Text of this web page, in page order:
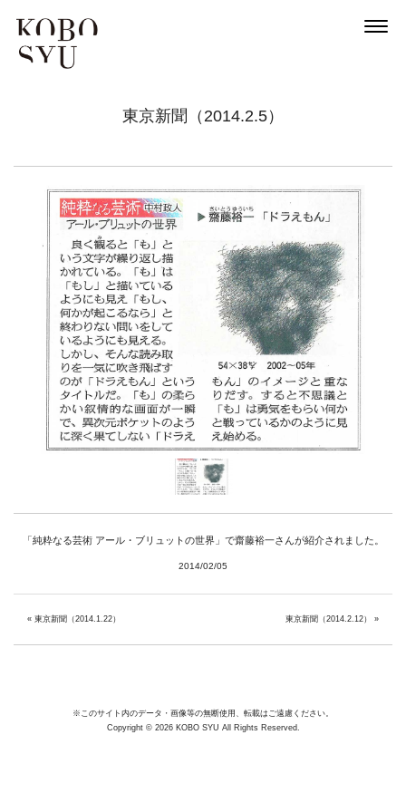
News
Exhibitions
Projects
Goods
Media
Link
Facebook
Instagram
Youtube
社会福祉法人みぬま福祉会
東京新聞（2014.2.5）
「純粋なる芸術 アール・ブリュットの世界」で齋藤裕一さんが紹介されました。
2014/02/05
« 東京新聞（2014.1.22） 東京新聞（2014.2.12） »
※このサイト内のデータ・画像等の無断使用、転載はご遠慮ください。
Copyright © 2026 KOBO SYU All Rights Reserved.